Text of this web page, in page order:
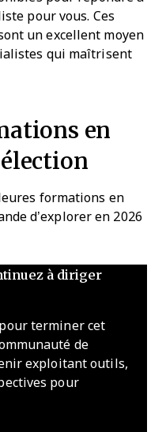
pour vous. Ces
un excellent moyen
qui maîtrisent
en
formations en
d’explorer en 2026
à diriger
terminer cet
de
exploitant outils,
pour